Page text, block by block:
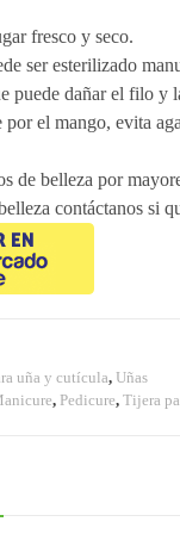
fresco y seco.
ser esterilizado
puede dañar el filo y
por el mango, evita
de belleza por
contáctanos si
uña y cutícula, Uñas
, Pedicure, Tijera